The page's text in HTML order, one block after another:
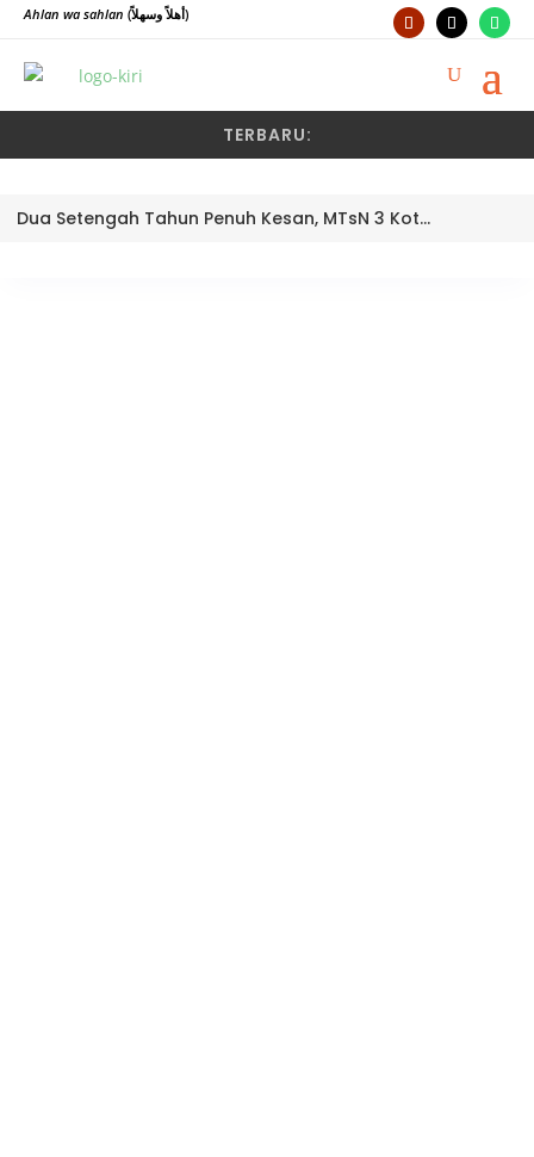
Ahlan wa sahlan (أهلاً وسهلاً)
TERBARU:
Dua Setengah Tahun Penuh Kesan, MTsN 3 Kota Padang Lepas Pengawas Pembina Dra. Nayusminar Nasrun